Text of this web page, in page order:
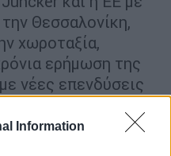
Information
Θεσσαλονίκη,
χωροταξία,
ερήμωση της
νέες επενδύσεις
κ.α. που